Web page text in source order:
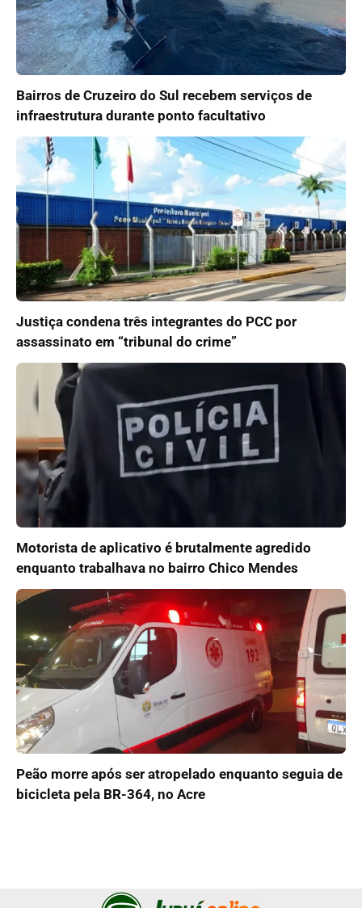
Bairros de Cruzeiro do Sul recebem serviços de
infraestrutura durante ponto facultativo
Justiça condena três integrantes do PCC por
assassinato em “tribunal do crime”
Motorista de aplicativo é brutalmente agredido
enquanto trabalhava no bairro Chico Mendes
Peão morre após ser atropelado enquanto seguia de
bicicleta pela BR-364, no Acre